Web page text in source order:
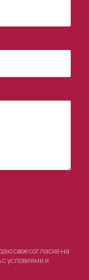
свое согласие на
условиями и